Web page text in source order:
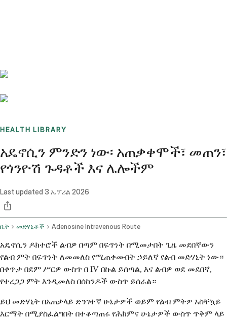
HEALTH LIBRARY
አዴኖሲን ምንድን ነው፡ አጠቃቀሞች፣ መጠን፣
የጎንዮሽ ጉዳቶች እና ሌሎችም
Last updated 3 ኤፕሪል 2026
ቤት መድሃኒቶች Adenosine Intravenous Route
አዴኖሲን ዶክተሮች ልብዎ በጣም በፍጥነት በሚመታበት ጊዜ መደበኛውን
የልብ ምት በፍጥነት ለመመለስ የሚጠቀሙበት ኃይለኛ የልብ መድሃኒት ነው።
በቀጥታ በደም ሥርዎ ውስጥ በ IV በኩል ይሰጣል, እና ልብዎ ወደ መደበኛ,
የተረጋጋ ምት እንዲመለስ በሰከንዶች ውስጥ ይሰራል።
ይህ መድሃኒት በአጠቃላይ ድንገተኛ ሁኔታዎች ወይም የልብ ምትዎ አስቸኳይ
እርማት በሚያስፈልግበት በተቆጣጠሩ የሕክምና ሁኔታዎች ውስጥ ጥቅም ላይ